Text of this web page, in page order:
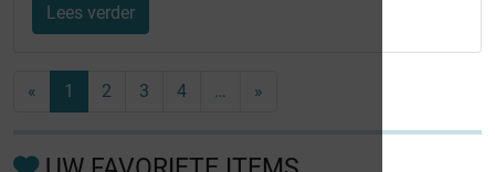
Lees verder
« 1 2 3 4 … »